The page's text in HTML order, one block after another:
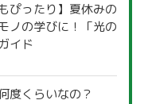
ぴったり】夏休みの
ノの学びに！「光の
イド
度くらいなの？